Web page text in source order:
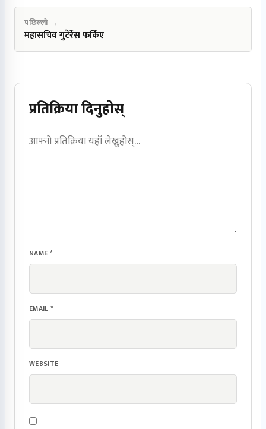
पछिल्लो →
महासचिव गुटेर्रेस फर्किए
प्रतिक्रिया दिनुहोस्
NAME *
EMAIL *
WEBSITE